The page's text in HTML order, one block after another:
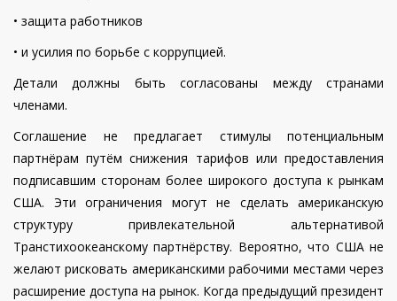
• защита работников
• и усилия по борьбе с коррупцией.
Детали должны быть согласованы между странами
членами.
Соглашение не предлагает стимулы потенциальным
партнёрам путём снижения тарифов или предоставления
подписавшим сторонам более широкого доступа к рынкам
США. Эти ограничения могут не сделать американскую
структуру привлекательной альтернативой
Транстихоокеанскому партнёрству. Вероятно, что США не
желают рисковать американскими рабочими местами через
расширение доступа на рынок. Когда предыдущий президент